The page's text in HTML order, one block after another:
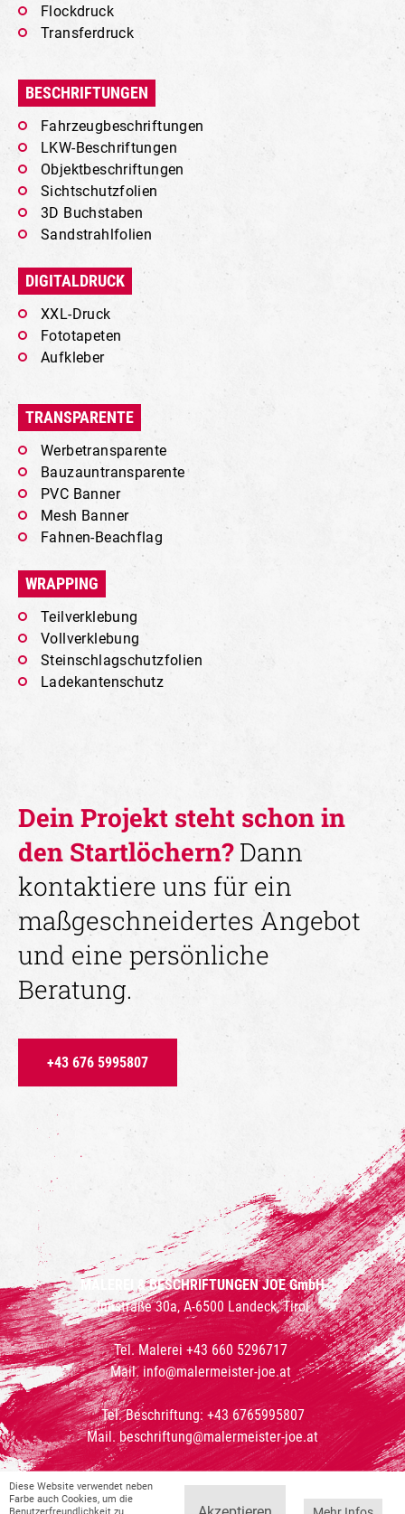
Diese Website verwendet neben
Farbe auch Cookies, um die
Flockdruck
Transferdruck
BESCHRIFTUNGEN
Fahrzeugbeschriftungen
LKW-Beschriftungen
Objektbeschriftungen
Sichtschutzfolien
3D Buchstaben
Sandstrahlfolien
DIGITALDRUCK
XXL-Druck
Fototapeten
Aufkleber
TRANSPARENTE
Werbetransparente
Bauzauntransparente
PVC Banner
Mesh Banner
Fahnen-Beachflag
WRAPPING
Teilverklebung
Vollverklebung
Steinschlagschutzfolien
Ladekantenschutz
Dein Projekt steht schon in
den Startlöchern?Dann
kontaktiere uns für ein
maßgeschneidertes Angebot
und eine persönliche
Beratung.
+43 676 5995807
MALEREI & BESCHRIFTUNGEN JOE GmbH
Innstraße 30a, A-6500 Landeck, Tirol
Tel. Malerei +43 660 5296717
Mail. info@malermeister-joe.at
Tel. Beschriftung: +43 6765995807
Mail.beschriftung@malermeister-joe.at
Impressum Datenschutz Login
Diese Website verwendet neben
Farbe auch Cookies, um die